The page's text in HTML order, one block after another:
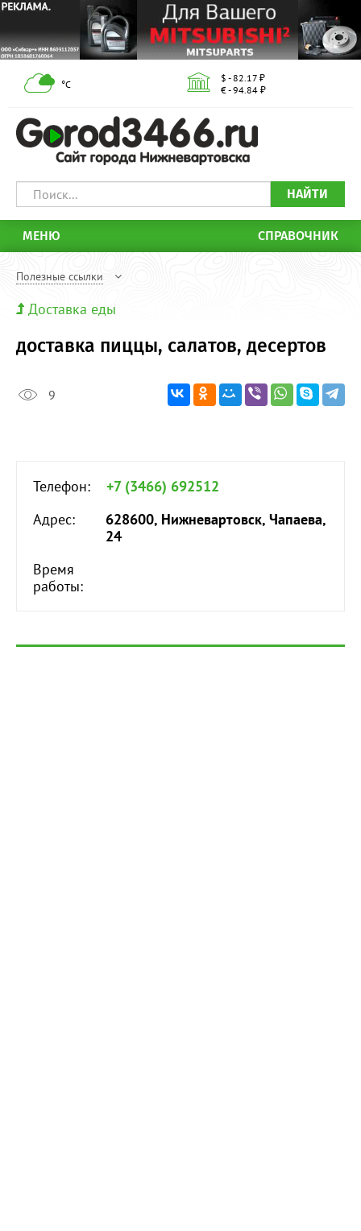
°С
$ - 82.17 ₽
€ - 94.84 ₽
НАЙТИ
МЕНЮ СПРАВОЧНИК
Полезные ссылки
Доставка еды
доставка пиццы, салатов, десертов
9
Телефон:
+7 (3466) 692512
Адрес:
628600, Нижневартовск, Чапаева,
24
Время
работы: